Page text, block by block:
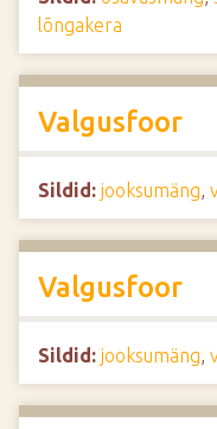
lõngakera
Valgusfoor
Sildid: jooksumäng,
Valgusfoor
Sildid: jooksumäng,